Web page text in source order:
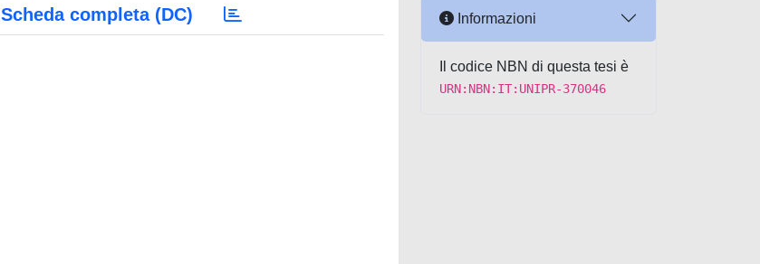
Scheda completa (DC) Informazioni
Il codice NBN di questa tesi è
URN:NBN:IT:UNIPR-370046